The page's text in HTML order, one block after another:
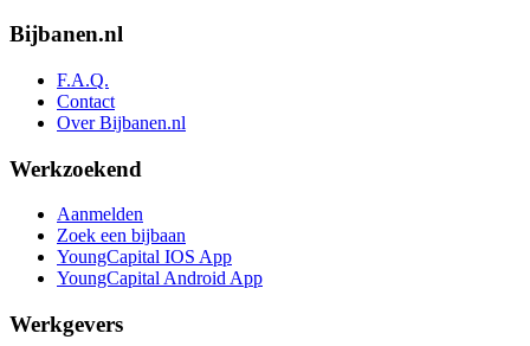
Bijbanen.nl
F.A.Q.
Contact
Over Bijbanen.nl
Werkzoekend
Aanmelden
Zoek een bijbaan
YoungCapital IOS App
YoungCapital Android App
Werkgevers